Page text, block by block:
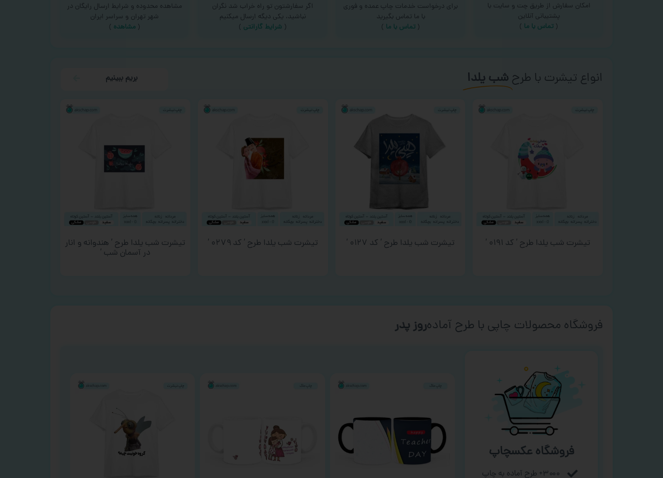
امکان سفارش از طریق چت و سایت با
پشتیبانی آنلاین
( تماس با ما‌ )
برای درخواست خدمات چاپ عمده و فوری
با ما تماس بگیرید
( تماس با ما )
اگر سفارشتون تو راه خراب شد نگران
نباشید، یکی دیگه ارسال میکنیم
( شرایط گارانتی )
مشاهده محدوده و شرایط ارسال رایگان در
شهر تهران و سراسر ایران
(مشاهده )
انواع تیشرت با طرحشب یلدا بریم ببینیم
تیشرت شب یلدا طرح ‘ کد ۰۱۹۱ ‘ تیشرت شب یلدا طرح ‘ کد ۰۱۲۷ ‘ تیشرت شب یلدا طرح ‘ کد ۰۲۷۹ ‘ تیشرت شب یلدا طرح ‘ هندوانه و انار
در آسمان شب ‘
فروشگاه محصولات چاپی با طرح آمادهروز پدر
فروشگاه عکسچاپ
۳۰۰۰+ طرح آماده به چاپ